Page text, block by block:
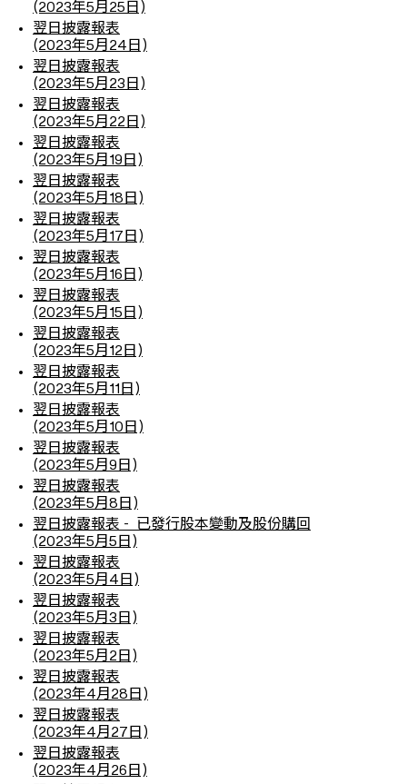
(2023年5月25日)
翌日披露報表
(2023年5月24日)
翌日披露報表
(2023年5月23日)
翌日披露報表
(2023年5月22日)
翌日披露報表
(2023年5月19日)
翌日披露報表
(2023年5月18日)
翌日披露報表
(2023年5月17日)
翌日披露報表
(2023年5月16日)
翌日披露報表
(2023年5月15日)
翌日披露報表
(2023年5月12日)
翌日披露報表
(2023年5月11日)
翌日披露報表
(2023年5月10日)
翌日披露報表
(2023年5月9日)
翌日披露報表
(2023年5月8日)
翌日披露報表 - 已發行股本變動及股份購回
(2023年5月5日)
翌日披露報表
(2023年5月4日)
翌日披露報表
(2023年5月3日)
翌日披露報表
(2023年5月2日)
翌日披露報表
(2023年4月28日)
翌日披露報表
(2023年4月27日)
翌日披露報表
(2023年4月26日)